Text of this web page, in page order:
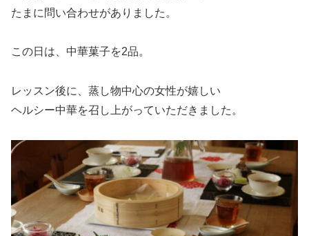
たまに問い合わせがありました。
この日は、中華菓子を2品。
レッスン後に、蒸し物中心の女性が嬉しい
ヘルシー中華を召し上がっていただきました。